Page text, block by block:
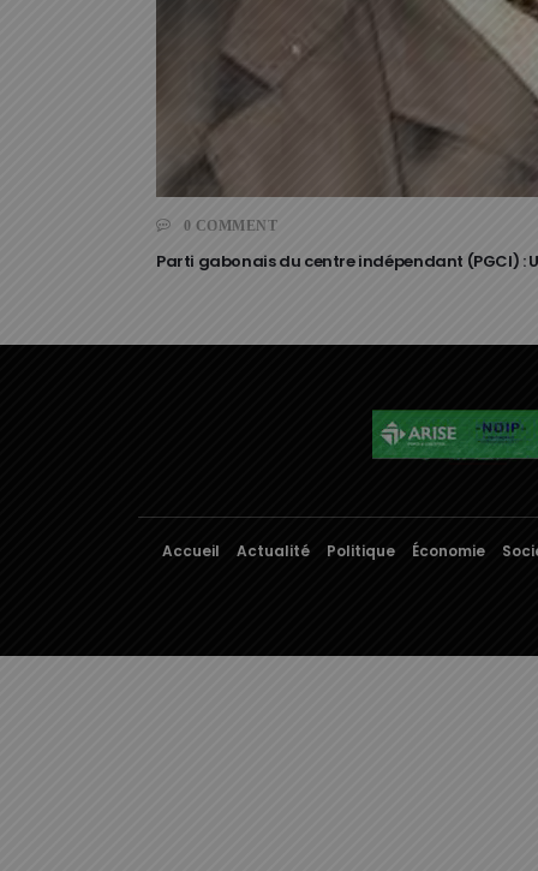
0 COMMENT
Parti gabonais du centre indépendant (PGCI) :
Accueil Actualité Politique Économie